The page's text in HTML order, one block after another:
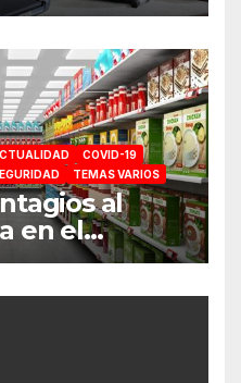
COVID-19
TEMAS VARIOS
al
en el